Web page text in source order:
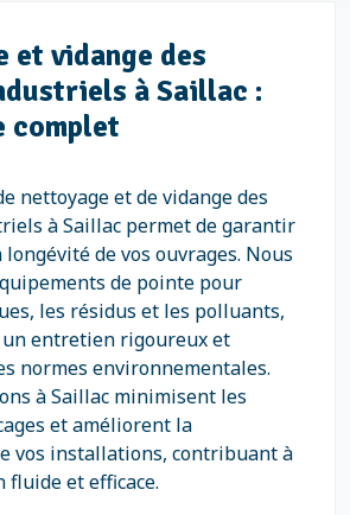
et vidange des
à Saillac :
complet
nettoyage et de vidange des
à Saillac permet de garantir
de vos ouvrages. Nous
de pointe pour
les résidus et les polluants,
entretien rigoureux et
normes environnementales.
à Saillac minimisent les
et améliorent la
vos installations, contribuant à
fluide et efficace.